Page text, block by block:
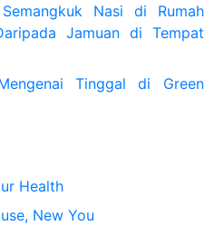
Nasi di Rumah
Jamuan di Tempat
Tinggal di Green
Health
New You